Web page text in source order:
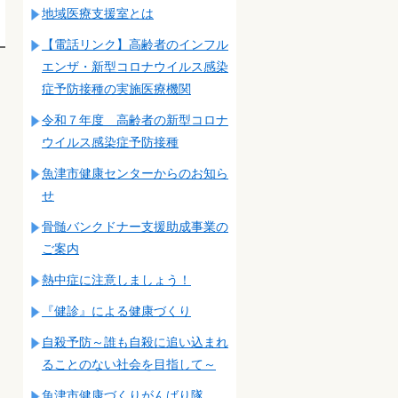
地域医療支援室とは
【電話リンク】高齢者のインフル
エンザ・新型コロナウイルス感染
症予防接種の実施医療機関
令和７年度 高齢者の新型コロナ
ウイルス感染症予防接種
魚津市健康センターからのお知ら
せ
骨髄バンクドナー支援助成事業の
ご案内
熱中症に注意しましょう！
『健診』による健康づくり
自殺予防～誰も自殺に追い込まれ
ることのない社会を目指して～
魚津市健康づくりがんばり隊